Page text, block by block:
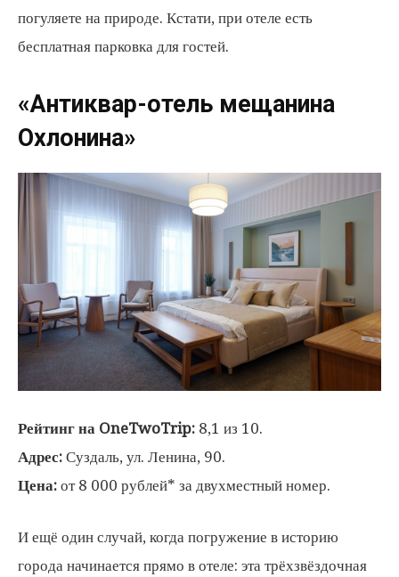
погуляете на природе. Кстати, при отеле есть
бесплатная парковка для гостей.
«Антиквар-отель мещанина
Охлонина»
Рейтинг на OneTwoTrip: 8,1 из 10.
Адрес: Суздаль, ул. Ленина, 90.
Цена: от 8 000 рублей* за двухместный номер.
И ещё один случай, когда погружение в историю
города начинается прямо в отеле: эта трёхзвёздочная